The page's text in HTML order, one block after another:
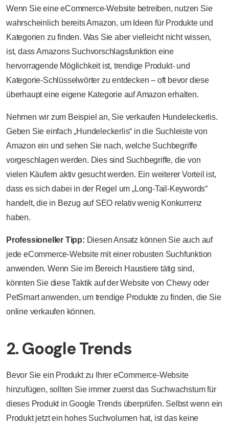
Wenn Sie eine eCommerce-Website betreiben, nutzen Sie
wahrscheinlich bereits Amazon, um Ideen für Produkte und
Kategorien zu finden. Was Sie aber vielleicht nicht wissen,
ist, dass Amazons Suchvorschlagsfunktion eine
hervorragende Möglichkeit ist, trendige Produkt- und
Kategorie-Schlüsselwörter zu entdecken – oft bevor diese
überhaupt eine eigene Kategorie auf Amazon erhalten.
Nehmen wir zum Beispiel an, Sie verkaufen Hundeleckerlis.
Geben Sie einfach „Hundeleckerlis“ in die Suchleiste von
Amazon ein und sehen Sie nach, welche Suchbegriffe
vorgeschlagen werden. Dies sind Suchbegriffe, die von
vielen Käufern aktiv gesucht werden. Ein weiterer Vorteil ist,
dass es sich dabei in der Regel um „Long-Tail-Keywords“
handelt, die in Bezug auf SEO relativ wenig Konkurrenz
haben.
Professioneller Tipp: Diesen Ansatz können Sie auch auf
jede eCommerce-Website mit einer robusten Suchfunktion
anwenden. Wenn Sie im Bereich Haustiere tätig sind,
könnten Sie diese Taktik auf der Website von Chewy oder
PetSmart anwenden, um trendige Produkte zu finden, die Sie
online verkaufen können.
2. Google Trends
Bevor Sie ein Produkt zu Ihrer eCommerce-Website
hinzufügen, sollten Sie immer zuerst das Suchwachstum für
dieses Produkt in Google Trends überprüfen. Selbst wenn ein
Produkt jetzt ein hohes Suchvolumen hat, ist das keine